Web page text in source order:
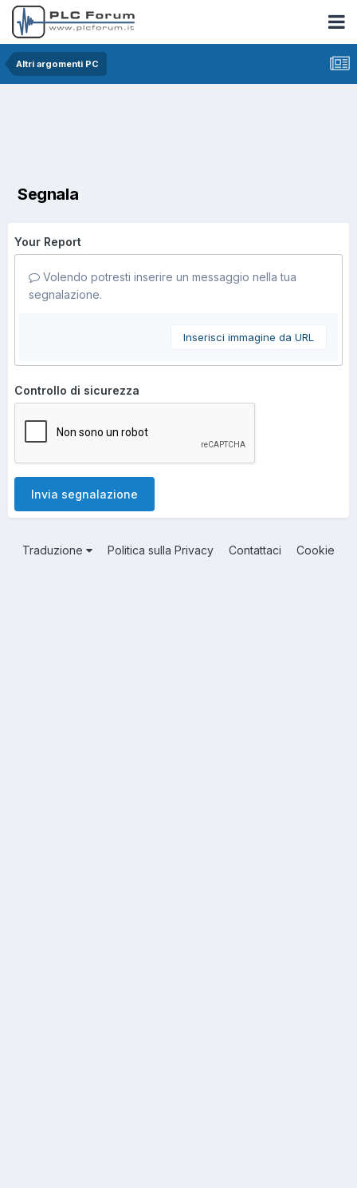
Altri argomenti PC
Segnala
Your Report
Volendo potresti inserire un messaggio nella tua
segnalazione.
Inserisci immagine da URL
Controllo di sicurezza
Invia segnalazione
Traduzione Politica sulla Privacy Contattaci Cookie